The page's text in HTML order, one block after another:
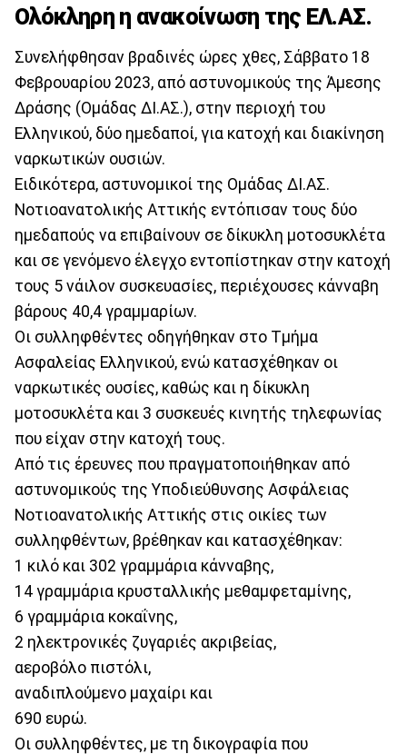
Ολόκληρη η ανακοίνωση της ΕΛ.ΑΣ.
Συνελήφθησαν βραδινές ώρες χθες, Σάββατο 18
Φεβρουαρίου 2023, από αστυνομικούς της Άμεσης
Δράσης (Ομάδας ΔΙ.ΑΣ.), στην περιοχή του
Ελληνικού, δύο ημεδαποί, για κατοχή και διακίνηση
ναρκωτικών ουσιών.
Ειδικότερα, αστυνομικοί της Ομάδας ΔΙ.ΑΣ.
Νοτιοανατολικής Αττικής εντόπισαν τους δύο
ημεδαπούς να επιβαίνουν σε δίκυκλη μοτοσυκλέτα
και σε γενόμενο έλεγχο εντοπίστηκαν στην κατοχή
τους 5 νάιλον συσκευασίες, περιέχουσες κάνναβη
βάρους 40,4 γραμμαρίων.
Οι συλληφθέντες οδηγήθηκαν στο Τμήμα
Ασφαλείας Ελληνικού, ενώ κατασχέθηκαν οι
ναρκωτικές ουσίες, καθώς και η δίκυκλη
μοτοσυκλέτα και 3 συσκευές κινητής τηλεφωνίας
που είχαν στην κατοχή τους.
Από τις έρευνες που πραγματοποιήθηκαν από
αστυνομικούς της Υποδιεύθυνσης Ασφάλειας
Νοτιοανατολικής Αττικής στις οικίες των
συλληφθέντων, βρέθηκαν και κατασχέθηκαν:
1 κιλό και 302 γραμμάρια κάνναβης,
14 γραμμάρια κρυσταλλικής μεθαμφεταμίνης,
6 γραμμάρια κοκαΐνης,
2 ηλεκτρονικές ζυγαριές ακριβείας,
αεροβόλο πιστόλι,
αναδιπλούμενο μαχαίρι και
690 ευρώ.
Οι συλληφθέντες, με τη δικογραφία που